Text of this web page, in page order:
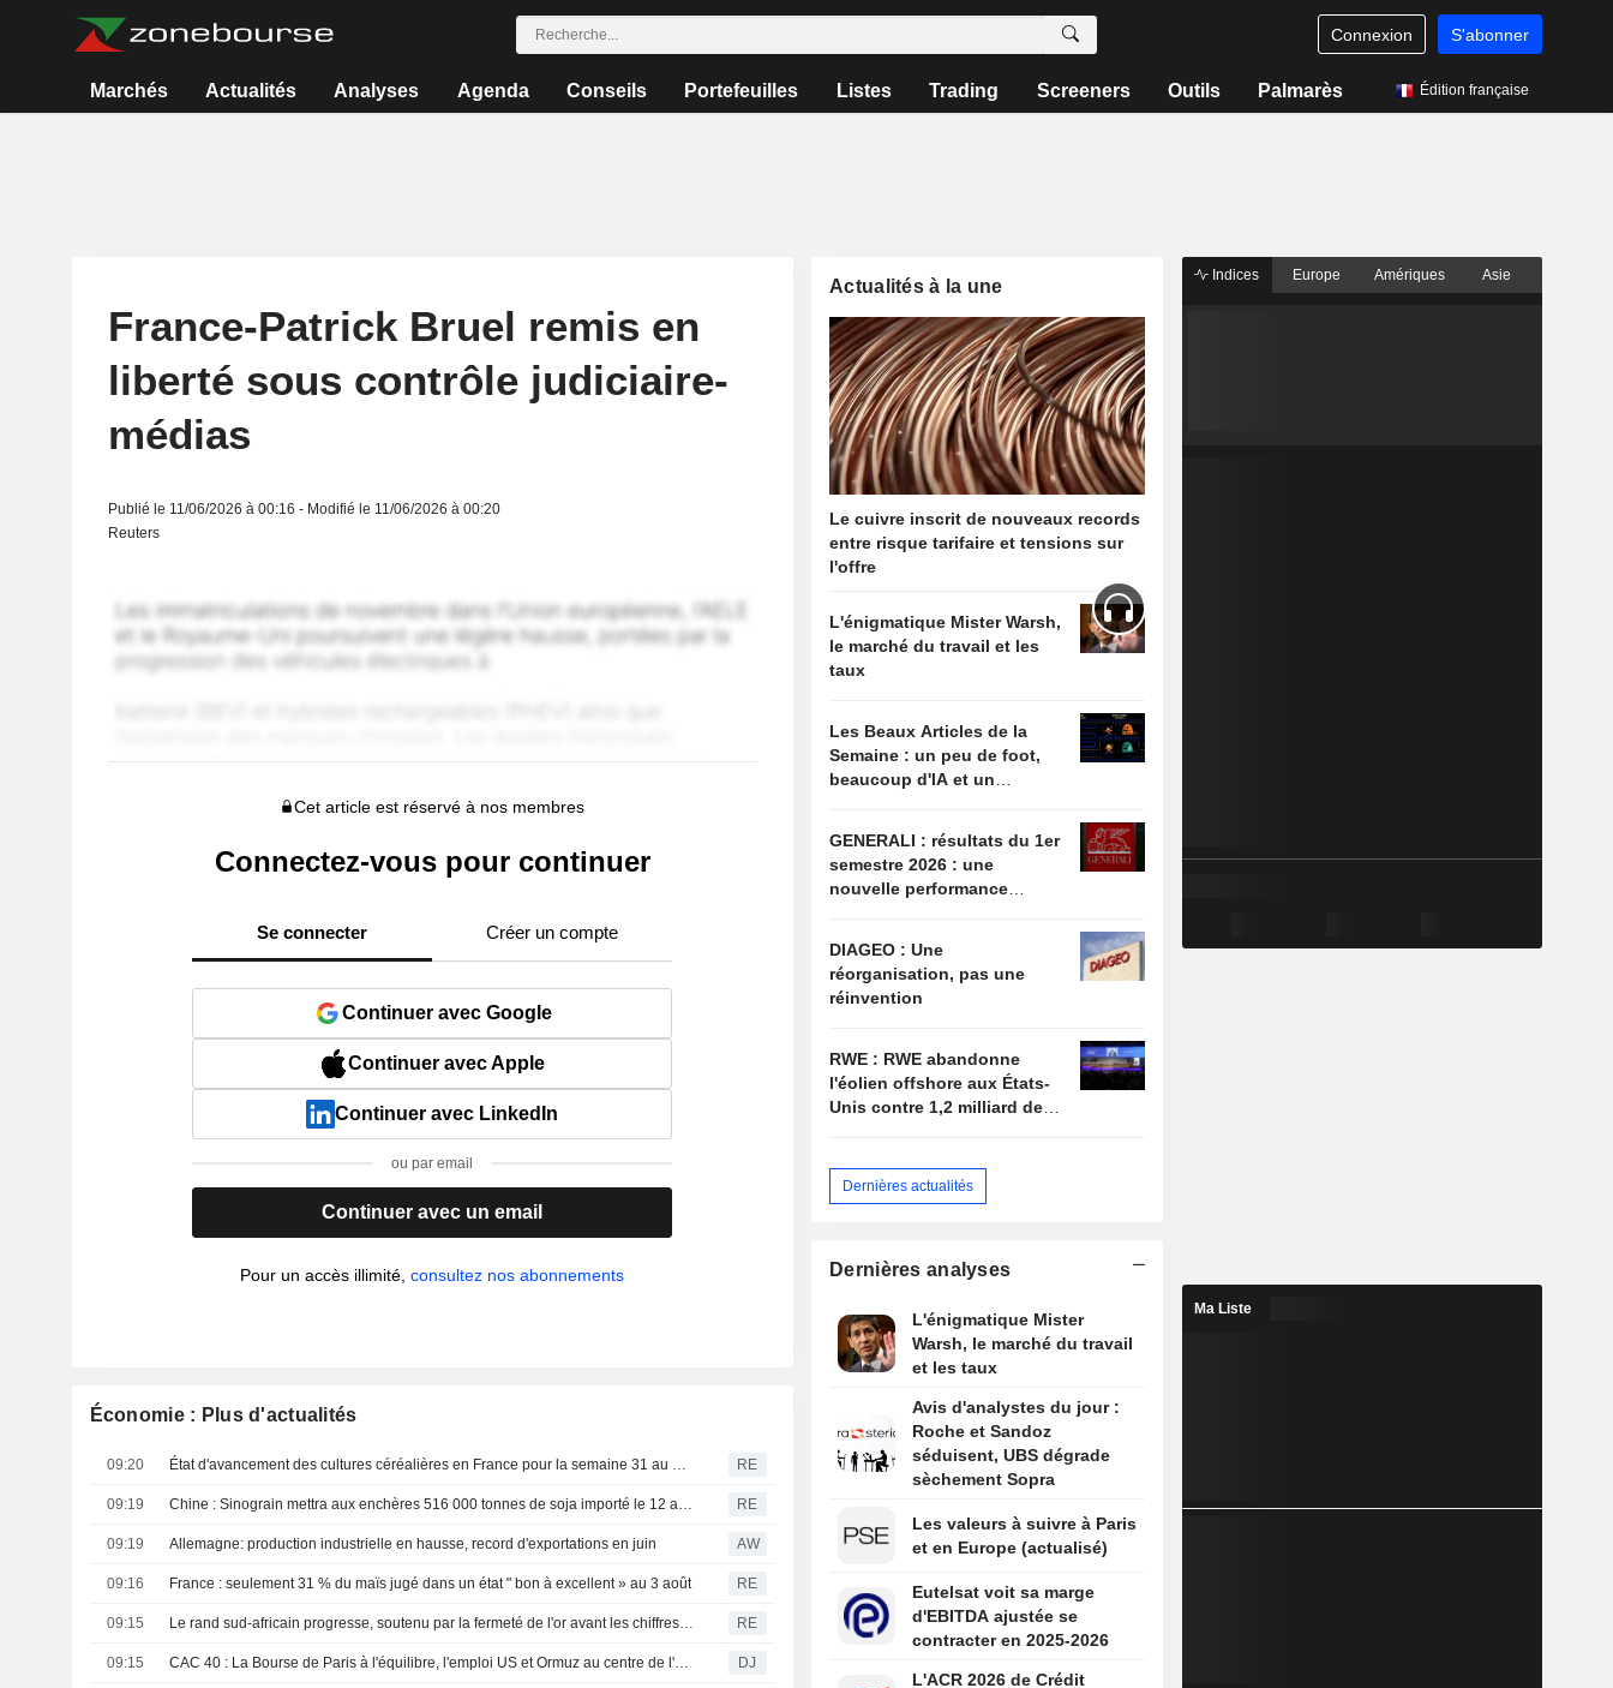
Connexion S'abonner
Marchés Actualités Analyses Agenda Conseils Portefeuilles Listes Trading Screeners Outils Palmarès Édition française
France-Patrick Bruel remis en
liberté sous contrôle judiciaire-
médias
Publié le 11/06/2026 à 00:16 - Modifié le 11/06/2026 à 00:20
Reuters
Cet article est réservé à nos membres
Connectez-vous pour continuer
Se connecter Créer un compte
Continuer avec Google
Continuer avec Apple
Continuer avec LinkedIn
ou par email
Continuer avec un email
Pour un accès illimité,consultez nos abonnements
Économie : Plus d'actualités
09:20 État d'avancement des cultures céréalières en France pour la semaine 31 au 3 août RE
09:19 Chine : Sinograin mettra aux enchères 516 000 tonnes de soja importé le 12 août RE
09:19 Allemagne: production industrielle en hausse, record d'exportations en juin AW
09:16 France : seulement 31 % du maïs jugé dans un état " bon à excellent » au 3 août RE
09:15 Le rand sud-africain progresse, soutenu par la fermeté de l'or avant les chiffres de l'emploi américain RE
09:15 CAC 40 : La Bourse de Paris à l'équilibre, l'emploi US et Ormuz au centre de l'attention DJ
Actualités à la une
Le cuivre inscrit de nouveaux records
entre risque tarifaire et tensions sur
l'offre
L'énigmatique Mister Warsh,
le marché du travail et les
taux
Les Beaux Articles de la
Semaine : un peu de foot,
beaucoup d'IA et un
GENERALI : résultats du 1er
semestre 2026 : une
nouvelle performance
anticipée
DIAGEO : Une
réorganisation, pas une
réinvention
RWE : RWE abandonne
l'éolien offshore aux États-
Unis contre 1,2 milliard de
Dernières actualités
Dernières analyses
L'énigmatique Mister
Warsh, le marché du travail
et les taux
Avis d'analystes du jour :
Roche et Sandoz
séduisent, UBS dégrade
sèchement Sopra
Les valeurs à suivre à Paris
et en Europe (actualisé)
Eutelsat voit sa marge
d'EBITDA ajustée se
contracter en 2025-2026
L'ACR 2026 de Crédit
Indices Europe Amériques Asie
Ma Liste